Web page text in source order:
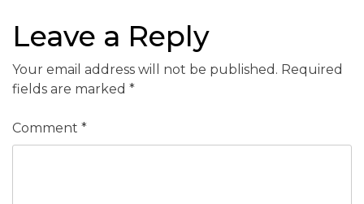
Leave a Reply
Your email address will not be published. Required
fields are marked *
Comment *